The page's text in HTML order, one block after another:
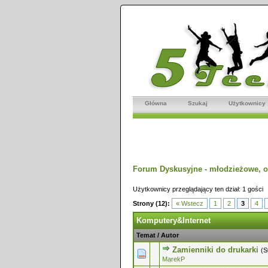
Główna Szukaj Użytkownicy
Forum Dyskusyjne - młodzieżowe,
Użytkownicy przeglądający ten dział: 1 gości
Strony (12):
« Wstecz 1 2 3 4
Komputery&Internet
Temat / Autor
Zamienniki do drukarki
MarekP
0 głosów - średnia ocena: 0 na 5
1 2345